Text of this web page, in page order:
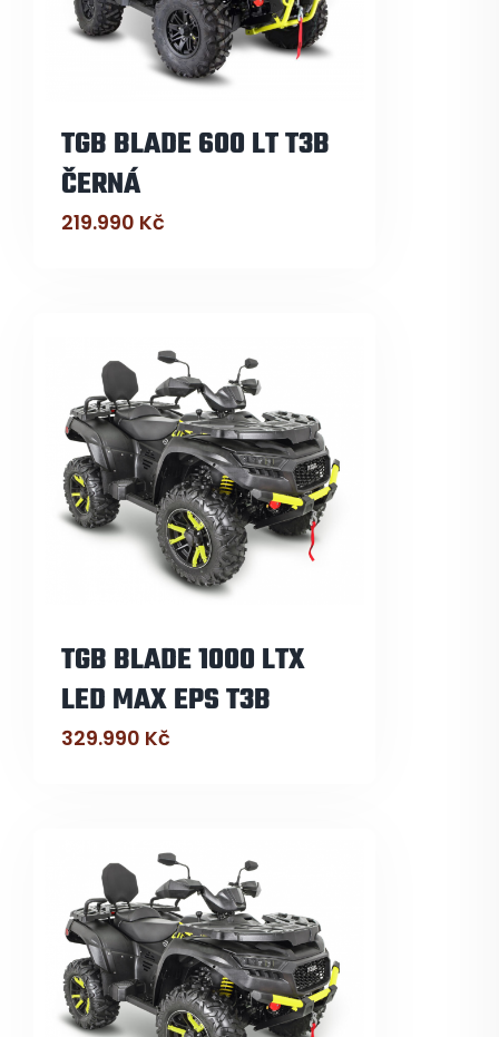
TGB BLADE 600 LT T3B
ČERNÁ
219.990 Kč
TGB BLADE 1000 LTX
LED MAX EPS T3B
329.990 Kč